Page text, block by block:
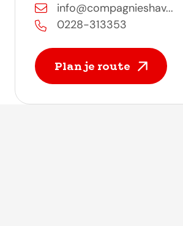
info@compagnieshav...
0228-313353
Plan je route